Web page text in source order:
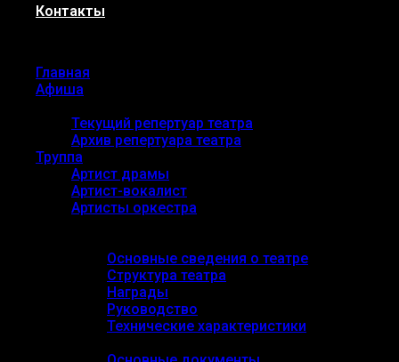
Контакты
Главная
Афиша
Текущий репертуар театра
Архив репертуара театра
Труппа
Артист драмы
Артист-вокалист
Артисты оркестра
Основные сведения о театре
Структура театра
Награды
Руководство
Технические характеристики